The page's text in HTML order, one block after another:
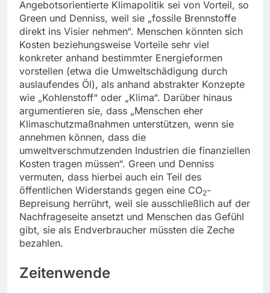
Angebotsorientierte Klimapolitik sei von Vorteil, so
Green und Denniss, weil sie „fossile Brennstoffe
direkt ins Visier nehmen“. Menschen könnten sich
Kosten beziehungsweise Vorteile sehr viel
konkreter anhand bestimmter Energieformen
vorstellen (etwa die Umweltschädigung durch
auslaufendes Öl), als anhand abstrakter Konzepte
wie „Kohlenstoff“ oder „Klima“. Darüber hinaus
argumentieren sie, dass „Menschen eher
Klimaschutzmaßnahmen unterstützen, wenn sie
annehmen können, dass die
umweltverschmutzenden Industrien die finanziellen
Kosten tragen müssen“. Green und Denniss
vermuten, dass hierbei auch ein Teil des
öffentlichen Widerstands gegen eine CO2-
Bepreisung herrührt, weil sie ausschließlich auf der
Nachfrageseite ansetzt und Menschen das Gefühl
gibt, sie als Endverbraucher müssten die Zeche
bezahlen.
Zeitenwende